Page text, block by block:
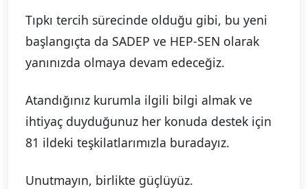
Tıpkı tercih sürecinde olduğu gibi, bu yeni
başlangıçta da SADEP ve HEP-SEN olarak
yanınızda olmaya devam edeceğiz.
Atandığınız kurumla ilgili bilgi almak ve
ihtiyaç duyduğunuz her konuda destek için
81 ildeki teşkilatlarımızla buradayız.
Unutmayın, birlikte güçlüyüz.